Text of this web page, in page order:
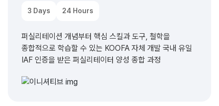
3 Days 24 Hours
퍼실리테이션 개념부터 핵심 스킬과 도구, 철학을
종합적으로 학습할 수 있는 KOOFA 자체 개발 국내 유일
IAF 인증을 받은 퍼실리테이터 양성 종합 과정